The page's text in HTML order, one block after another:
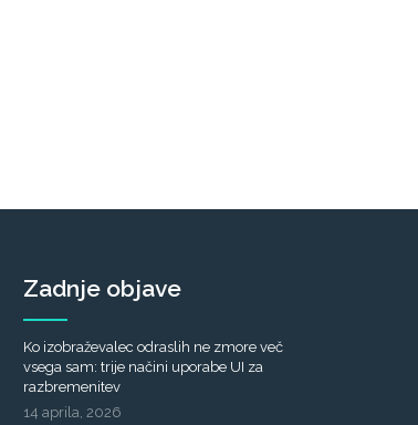
Zadnje objave
Ko izobraževalec odraslih ne zmore več
vsega sam: trije načini uporabe UI za
razbremenitev
14 aprila, 2026